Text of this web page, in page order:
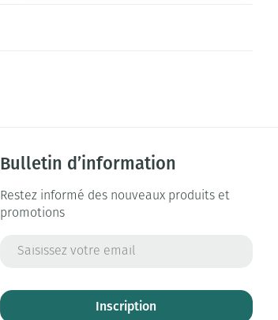
Bulletin d’information
Restez informé des nouveaux produits et
promotions
Inscription